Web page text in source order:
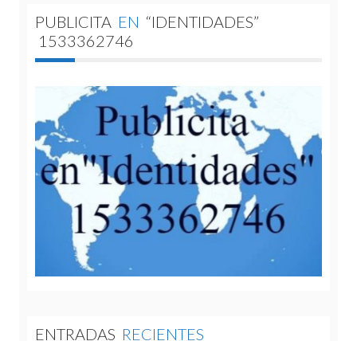
PUBLICITA EN “IDENTIDADES”
1533362746
ENTRADAS RECIENTES